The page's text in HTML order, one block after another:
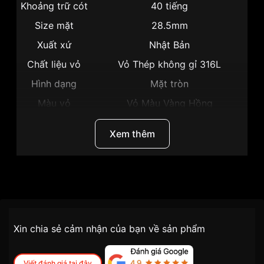
Khoảng trữ cót
40 tiếng
Size mặt
28.5mm
Xuất xứ
Nhật Bản
Chất liệu vỏ
Vỏ Thép không gỉ 316L
Hình dạng
Mặt tròn
Màu vỏ
Vỏ Màu Vàng Hồng
Thời trang
Hở tim lộ đáy, Dạ quang, Giờ,
PR1044-87X":
Xem thêm
Đối tượng sử dụng Nữ
tiện lợi –
nhanh chóng – minh bạch
Xin chia sẻ cảm nhận của bạn về sản phẩm